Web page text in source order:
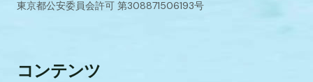
東京都公安委員会許可 第308871506193号
コンテンツ